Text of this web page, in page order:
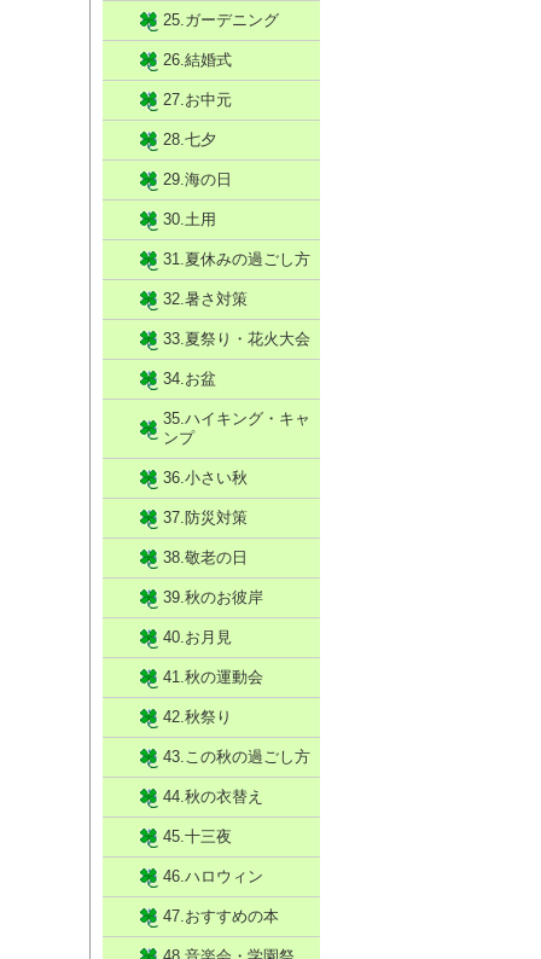
25.ガーデニング
26.結婚式
27.お中元
28.七夕
29.海の日
30.土用
31.夏休みの過ごし方
32.暑さ対策
33.夏祭り・花火大会
34.お盆
35.ハイキング・キャ
ンプ
36.小さい秋
37.防災対策
38.敬老の日
39.秋のお彼岸
40.お月見
41.秋の運動会
42.秋祭り
43.この秋の過ごし方
44.秋の衣替え
45.十三夜
46.ハロウィン
47.おすすめの本
48.音楽会・学園祭